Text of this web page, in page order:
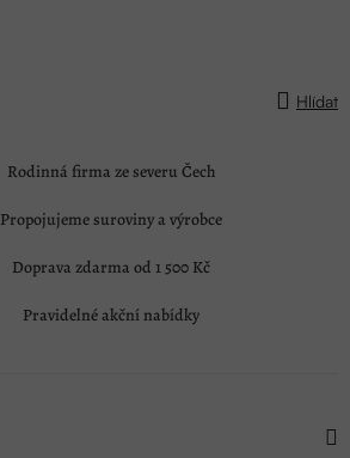
Hlídat
Rodinná firma ze severu Čech
Propojujeme suroviny a výrobce
Doprava zdarma od 1 500 Kč
Pravidelné akční nabídky